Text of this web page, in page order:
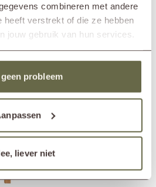
combineren met andere
heeft verstrekt of die ze hebben
jouw gebruik van hun services.
probleem
liever niet
Teakhouten tuintafel met 6 stoelen
TEUN
Vanaf9.895,-